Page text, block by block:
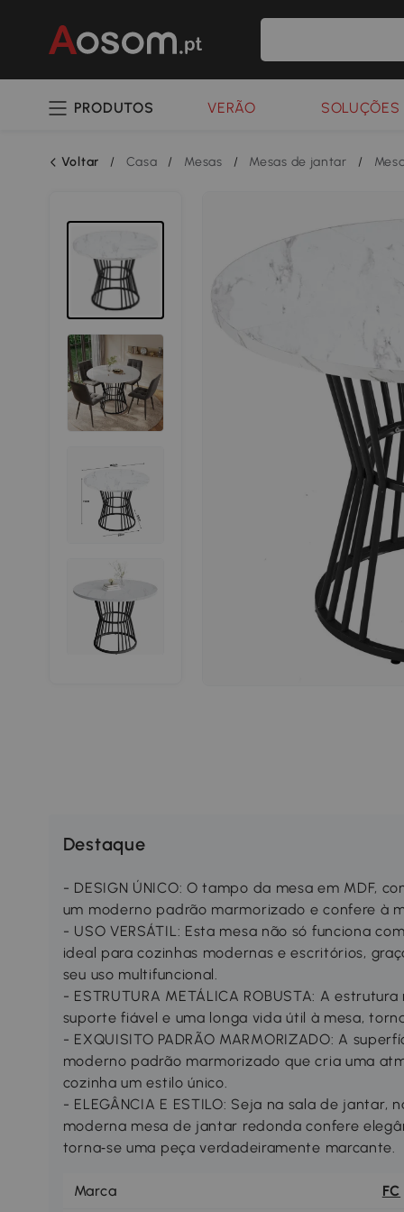
PRODUTOS VERÃO SOLUÇÕES
Voltar / Casa / Mesas / Mesas de jantar /
Destaque
- DESIGN ÚNICO: O tampo da mesa em MDF,
um moderno padrão marmorizado e confere à
- USO VERSÁTIL: Esta mesa não só funciona
ideal para cozinhas modernas e escritórios,
seu uso multifuncional.
- ESTRUTURA METÁLICA ROBUSTA: A
suporte fiável e uma longa vida útil à mesa,
- EXQUISITO PADRÃO MARMORIZADO: A
moderno padrão marmorizado que cria uma
cozinha um estilo único.
- ELEGÂNCIA E ESTILO: Seja na sala de
moderna mesa de jantar redonda confere
torna‑se uma peça verdadeiramente marcante.
Marca FC